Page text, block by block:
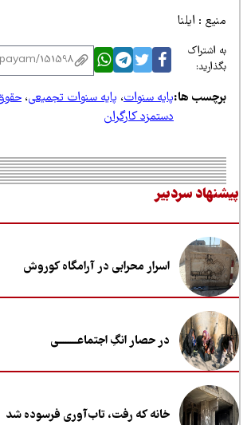
: ایلنا
اشتراک
ها:پایه سنوات،پایه سنوات تجمیعی،حقوق
دستمزد کارگران
سردبیر
اسرار محرابی در آرامگاه کوروش
در حصار انگِ اجتماعــــــــی
خانه که رفت، تاب‌آوری فرسوده شد